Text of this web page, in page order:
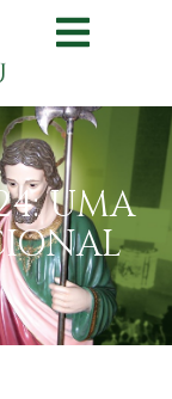
UMA